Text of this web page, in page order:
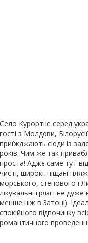
Село Курортне серед
гості з Молдови,
приїжджають сюди із
років. Чим же так
проста! Адже саме тут
чисті, широкі, піщані
морського, степового і
лікувальні грязі і не
менше ніж в Затоці).
спокійного відпочинку
романтичного